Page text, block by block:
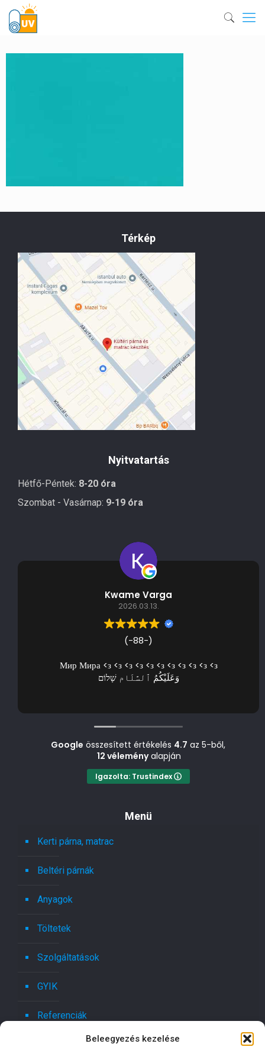
Beleegyezés kezelése
Térkép
Nyitvatartás
Hétfő-Péntek: 8-20 óra
Szombat - Vasárnap: 9-19 óra
Kwame Varga
2026.03.13.
(-88-)
Мир Мира <з <з <з <з <з <з <з <з <з <з <з
وَعَلَيْكُمُ ٱلسَّلَام שָׁלוֹם
Google összesített értékelés 4.7 az 5-ből,
12 véleményalapján
Igazolta: Trustindex
Menü
Kerti párna, matrac
Beltéri párnák
Anyagok
Töltetek
Szolgáltatások
GYIK
Referenciák